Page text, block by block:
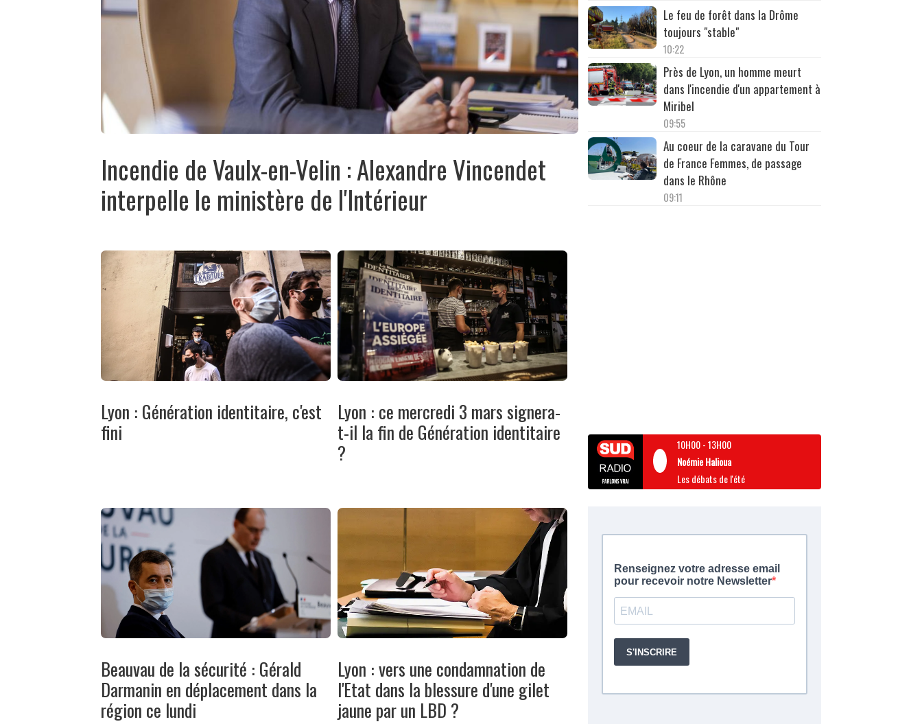
Incendie de Vaulx-en-Velin : Alexandre Vincendet
interpelle le ministère de l'Intérieur
Lyon : Génération identitaire, c'est
fini
Lyon : ce mercredi 3 mars signera-
t-il la fin de Génération identitaire
?
Beauvau de la sécurité : Gérald
Darmanin en déplacement dans la
région ce lundi
Lyon : vers une condamnation de
l'Etat dans la blessure d'une gilet
jaune par un LBD ?
Le feu de forêt dans la Drôme
toujours "stable"
10:22
Près de Lyon, un homme meurt
dans l'incendie d'un appartement à
Miribel
09:55
Au coeur de la caravane du Tour
de France Femmes, de passage
dans le Rhône
09:11
10H00-13H00
Noémie Halioua
Les débats de l'été